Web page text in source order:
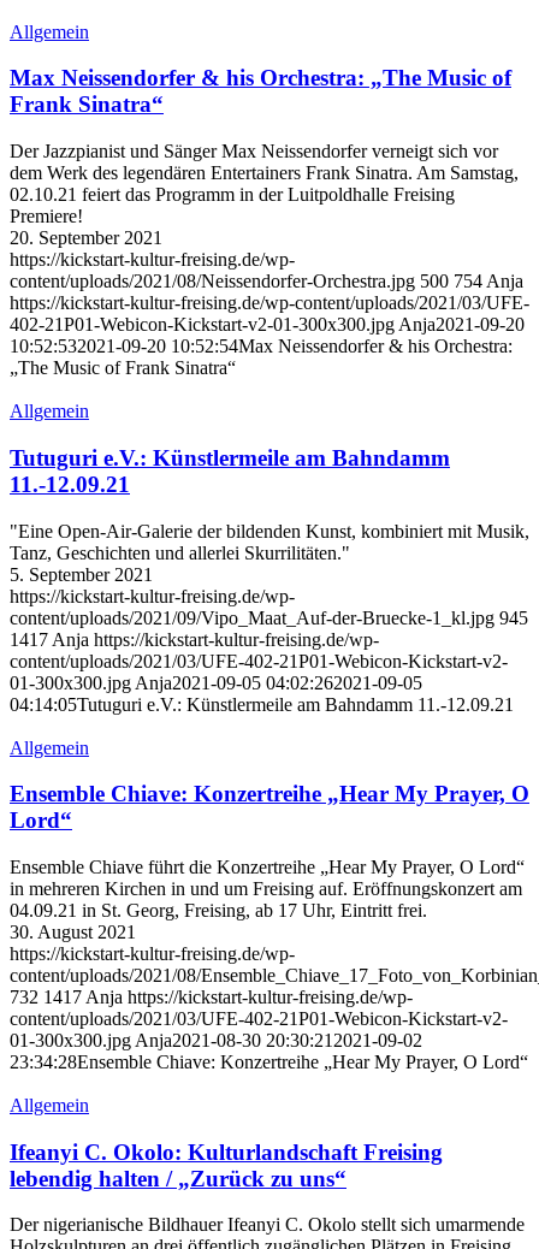
Allgemein
Max Neissendorfer & his Orchestra: „The Music of
Frank Sinatra“
Der Jazzpianist und Sänger Max Neissendorfer verneigt sich vor
dem Werk des legendären Entertainers Frank Sinatra. Am Samstag,
02.10.21 feiert das Programm in der Luitpoldhalle Freising
Premiere!
20. September 2021
https://kickstart-kultur-freising.de/wp-
content/uploads/2021/08/Neissendorfer-Orchestra.jpg 500 754 Anja
https://kickstart-kultur-freising.de/wp-content/uploads/2021/03/UFE-
402-21P01-Webicon-Kickstart-v2-01-300x300.jpg Anja2021-09-20
10:52:532021-09-20 10:52:54Max Neissendorfer & his Orchestra:
„The Music of Frank Sinatra“
Allgemein
Tutuguri e.V.: Künstlermeile am Bahndamm
11.-12.09.21
"Eine Open-Air-Galerie der bildenden Kunst, kombiniert mit Musik,
Tanz, Geschichten und allerlei Skurrilitäten."
5. September 2021
https://kickstart-kultur-freising.de/wp-
content/uploads/2021/09/Vipo_Maat_Auf-der-Bruecke-1_kl.jpg 945
1417 Anja https://kickstart-kultur-freising.de/wp-
content/uploads/2021/03/UFE-402-21P01-Webicon-Kickstart-v2-
01-300x300.jpg Anja2021-09-05 04:02:262021-09-05
04:14:05Tutuguri e.V.: Künstlermeile am Bahndamm 11.-12.09.21
Allgemein
Ensemble Chiave: Konzertreihe „Hear My Prayer, O
Lord“
Ensemble Chiave führt die Konzertreihe „Hear My Prayer, O Lord“
in mehreren Kirchen in und um Freising auf. Eröffnungskonzert am
04.09.21 in St. Georg, Freising, ab 17 Uhr, Eintritt frei.
30. August 2021
https://kickstart-kultur-freising.de/wp-
content/uploads/2021/08/
732 1417 Anja https://kickstart-kultur-freising.de/wp-
content/uploads/2021/03/UFE-402-21P01-Webicon-Kickstart-v2-
01-300x300.jpg Anja2021-08-30 20:30:21 2021-09-02
23:34:28Ensemble Chiave: Konzertreihe „Hear My Prayer, O Lord“
Allgemein
Ifeanyi C. Okolo: Kulturlandschaft Freising
lebendig halten / „Zurück zu uns“
Der nigerianische Bildhauer Ifeanyi C. Okolo stellt sich umarmende